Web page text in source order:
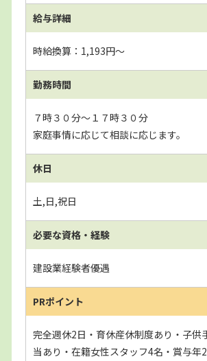
給与詳細
時給換算：1,193円～
勤務時間
７時３０分～１７時３０分
家庭事情に応じて相談に応じます。
休日
土,日,祝日
必要な資格・経験
建設業経験者優遇
PRポイント
完全週休2日・育休産休制度あり・子供
当あり・在籍女性スタッフ4名・賞与年